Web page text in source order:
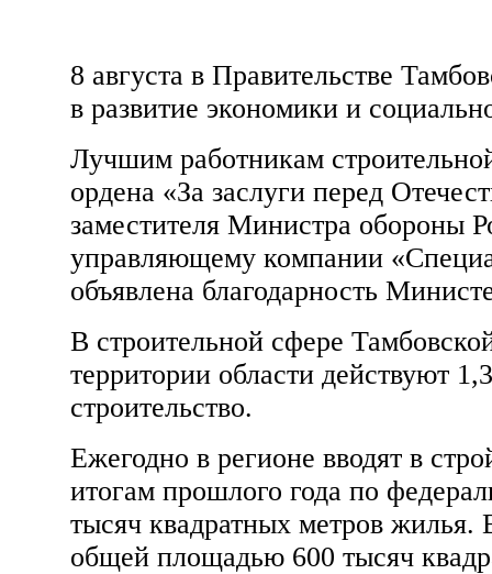
8 августа в Правительстве
в развитие экономики и
Лучшим работникам
ордена «За заслуги перед
заместителя Министра обороны
управляющему компании
объявлена благодарность
В строительной сфере
территории области действуют
строительство.
Ежегодно в регионе вводят в
итогам прошлого года по
тысяч квадратных метров жилья.
общей площадью 600 тысяч